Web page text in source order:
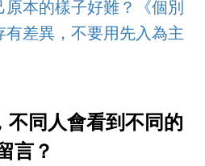
本的樣子好難？《個別
有差異，不要用先入為主
不同人會看到不同的
言？